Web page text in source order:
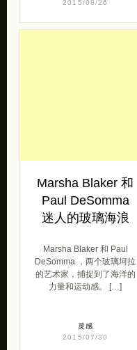
2015/08/26
Marsha Blaker 和
Paul DeSomma
迷人的玻璃海浪
Marsha Blaker 和 Paul
DeSomma ，两个玻璃坷拉
的艺术家，捕捉到了海洋的
力量和运动感。 […]
灵感
2015/07/30